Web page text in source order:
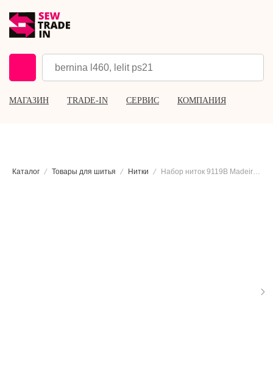
МАГАЗИН TRADE-IN СЕРВИС КОМПАНИЯ
Каталог Товары для шитья Нитки Набор ниток 9119B Madeira Aerolock Miniking Box, 24×2000 м.